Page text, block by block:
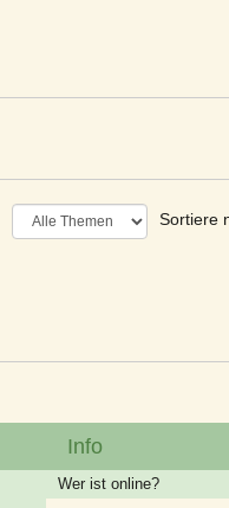
Sortiere
Info
Wer ist online?